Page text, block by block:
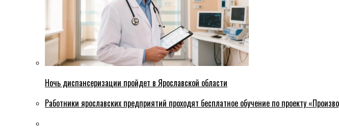
Ночь диспансеризации пройдет в Ярославской области
Работники ярославских предприятий проходят бесплатное обучение по проекту